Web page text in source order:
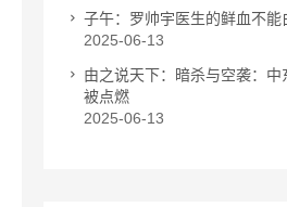
子午：罗帅宇医生的鲜血不能
2025-06-13
由之说天下：暗杀与空袭：
被点燃
2025-06-13